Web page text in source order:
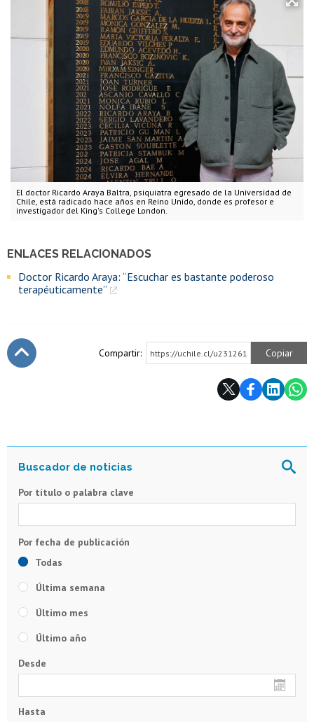
El doctor Ricardo Araya Baltra, psiquiatra egresado de la Universidad de
Chile, está radicado hace años en Reino Unido, donde es profesor e
investigador del King's College London.
ENLACES RELACIONADOS
Doctor Ricardo Araya: “Escuchar es bastante poderoso
terapéuticamente”
Compartir: https://uchile.cl/u231261 Copiar
Por título o palabra clave
Todas
Última semana
Último mes
Último año
Desde
Hasta